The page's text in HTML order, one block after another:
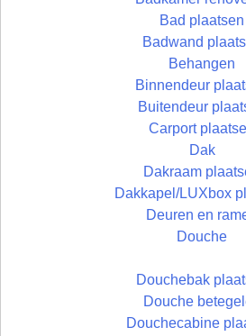
Bad plaatsen
Badwand
Behangen
Binnendeur
Buitendeur
Carport
Dak
Dakraam
Dakkapel/LUXbox
Deuren en
Douche
Douchebak
Douche
Douchecabine